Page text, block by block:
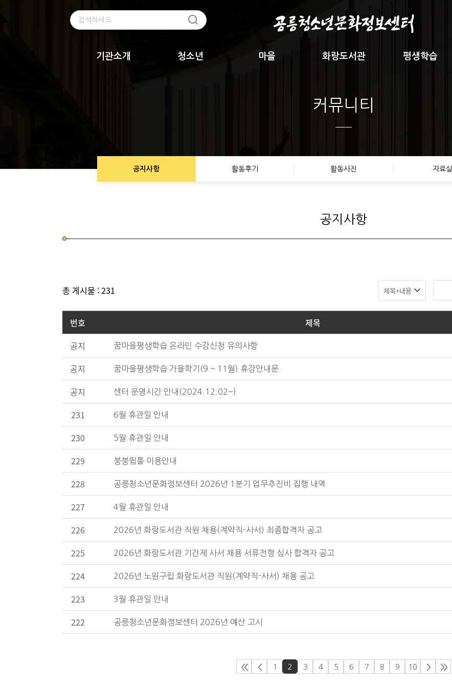
기관소개 청소년 마을 화랑도서관 평생학습
커뮤니티
공지사항 활동후기 활동사진 자료실
공지사항
총 게시물 : 231
번호 제목
공지
꿈마을평생학습 온라인 수강신청 유의사항
공지
꿈마을평생학습 가을학기(9 ~ 11월) 휴강안내문
공지
센터 운영시간 안내(2024.12.02~)
231
6월 휴관일 안내
230
5월 휴관일 안내
229
붕붕뜀틀 이용안내
228
공릉청소년문화정보센터 2026년 1분기 업무추진비 집행 내역
227
4월 휴관일 안내
226
2026년 화랑도서관 직원 채용(계약직-사서) 최종합격자 공고
225
2026년 화랑도서관 기간제 사서 채용 서류전형 심사 합격자 공고
224
2026년 노원구립 화랑도서관 직원(계약직-사서) 채용 공고
223
3월 휴관일 안내
222
공릉청소년문화정보센터 2026년 예산 고시
<< < 1 2 3 4 5 6 7 8 9 10 > >>